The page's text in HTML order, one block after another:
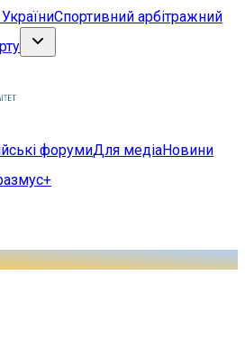
Спортивний арбітражний
форумиДля медіаНовини